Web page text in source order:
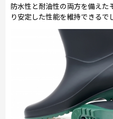
防水性と耐油性の両方を備えた
り安定した性能を維持できるで